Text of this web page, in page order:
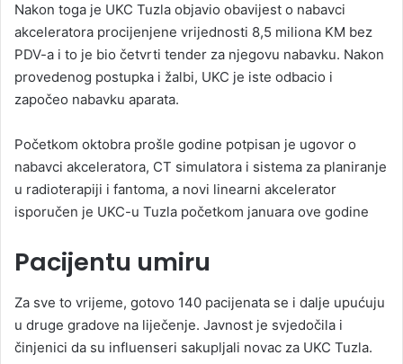
Nakon toga je UKC Tuzla objavio obavijest o nabavci
akceleratora procijenjene vrijednosti 8,5 miliona KM bez
PDV-a i to je bio četvrti tender za njegovu nabavku. Nakon
provedenog postupka i žalbi, UKC je iste odbacio i
započeo nabavku aparata.
Početkom oktobra prošle godine potpisan je ugovor o
nabavci akceleratora, CT simulatora i sistema za planiranje
u radioterapiji i fantoma, a novi linearni akcelerator
isporučen je UKC-u Tuzla početkom januara ove godine
Pacijentu umiru
Za sve to vrijeme, gotovo 140 pacijenata se i dalje upućuju
u druge gradove na liječenje. Javnost je svjedočila i
činjenici da su influenseri sakupljali novac za UKC Tuzla.